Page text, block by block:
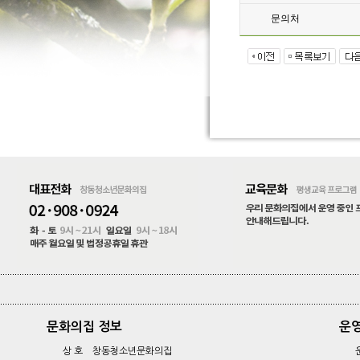
문의처
문화의집 정보
상 호 창동청소년문화의집
운